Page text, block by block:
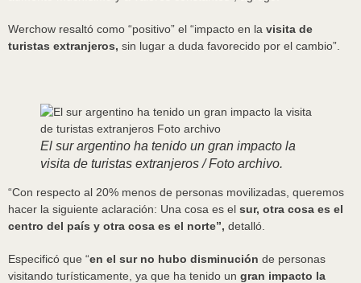
Werchow resaltó como “positivo” el “impacto en la visita de
turistas extranjeros, sin lugar a duda favorecido por el cambio”.
El sur argentino ha tenido un gran impacto la
visita de turistas extranjeros / Foto archivo.
“Con respecto al 20% menos de personas movilizadas, queremos
hacer la siguiente aclaración: Una cosa es el sur, otra cosa es el
centro del país y otra cosa es el norte”, detalló.
Especificó que “en el sur no hubo disminución de personas
visitando turísticamente, ya que ha tenido un gran impacto la